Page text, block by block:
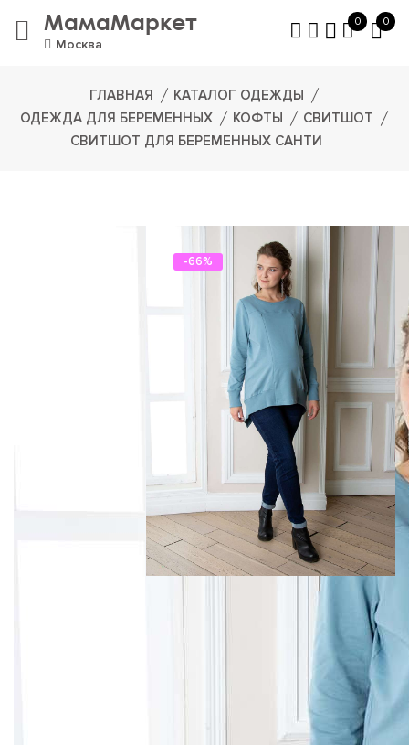
МамаМаркет
Москва
0 0
ГЛАВНАЯ
КАТАЛОГ ОДЕЖДЫ
ОДЕЖДА ДЛЯ БЕРЕМЕННЫХ
КОФТЫ
СВИТШОТ
СВИТШОТ ДЛЯ БЕРЕМЕННЫХ САНТИ
-66%